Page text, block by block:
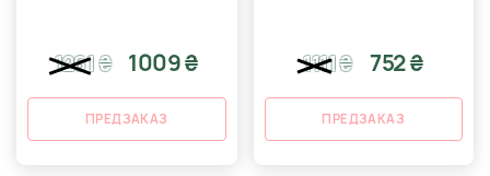
1261₴ 1009 ₴
ПРЕДЗАКАЗ
1111₴ 752 ₴
ПРЕДЗАКАЗ